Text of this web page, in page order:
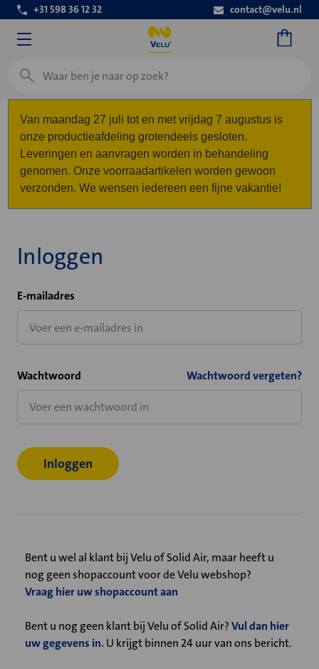
+31 598 36 12 32 contact@velu.nl
Zoeken
Van maandag 27 juli tot en met vrijdag 7 augustus is
onze productieafdeling grotendeels gesloten.
Leveringen en aanvragen worden in behandeling
genomen. Onze voorraadartikelen worden gewoon
verzonden. We wensen iedereen een fijne vakantie!
Inloggen
E-mailadres
Wachtwoord Wachtwoord vergeten?
Bent u wel al klant bij Velu of Solid Air, maar heeft u
nog geen shopaccount voor de Velu webshop?
Vraag hier uw shopaccount aan
Bent u nog geen klant bij Velu of Solid Air?Vul dan hier
uw gegevens in.U krijgt binnen 24 uur van ons bericht.